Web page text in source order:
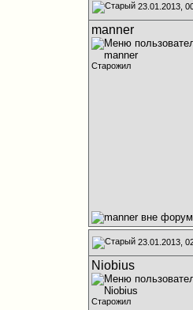
23.01.2013,
manner
Старожил
23.01.2013,
Niobius
Старожил